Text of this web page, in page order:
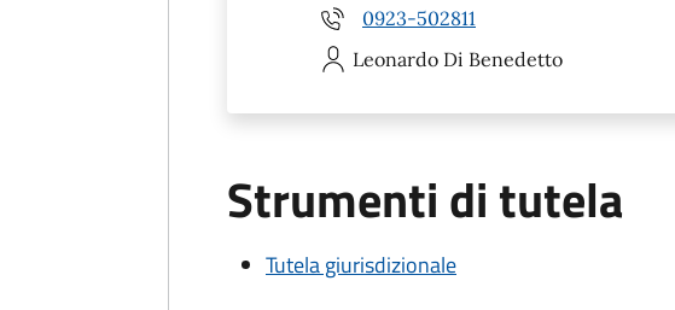
0923-502811
Leonardo Di Benedetto
Strumenti di tutela
Tutela giurisdizionale